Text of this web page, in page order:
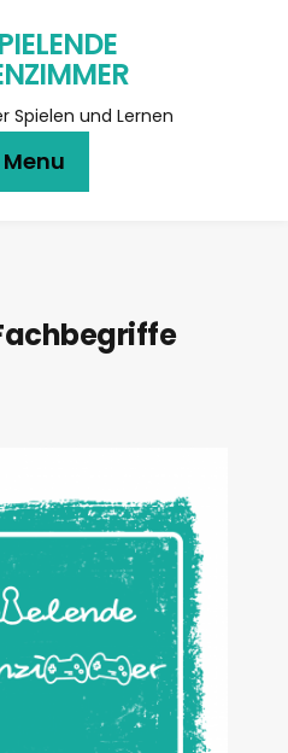
Spielen und Lernen
Menu